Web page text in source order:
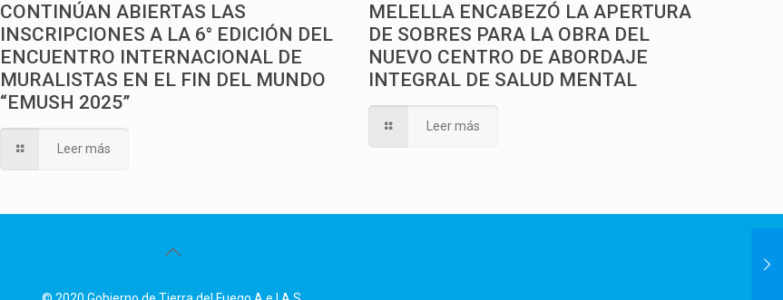
CONTINÚAN ABIERTAS LAS
INSCRIPCIONES A LA 6° EDICIÓN DEL
ENCUENTRO INTERNACIONAL DE
MURALISTAS EN EL FIN DEL MUNDO
“EMUSH 2025”
Leer más
MELELLA ENCABEZÓ LA APERTURA
DE SOBRES PARA LA OBRA DEL
NUEVO CENTRO DE ABORDAJE
INTEGRAL DE SALUD MENTAL
Leer más